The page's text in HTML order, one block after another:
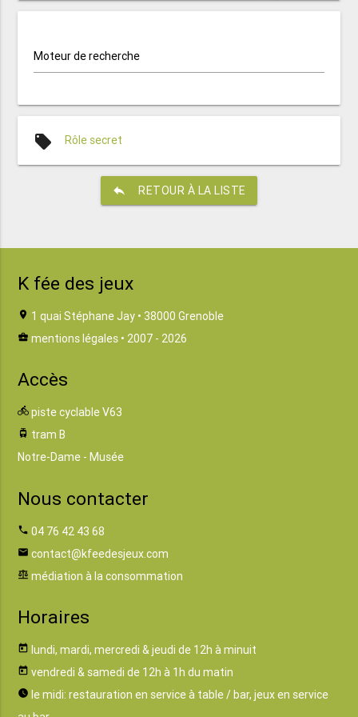
Moteur de recherche
local_offer Rôle secret
reply RETOUR À LA LISTE
K fée des jeux
location_on 1 quai Stéphane Jay • 38000 Grenoble
business_center mentions légales • 2007 - 2026
Accès
directions_bike piste cyclable V63
tram tram B
Notre-Dame - Musée
Nous contacter
phone 04 76 42 43 68
email contact@kfeedesjeux.com
balance médiation à la consommation
Horaires
today lundi, mardi, mercredi & jeudi de 12h à minuit
today vendredi & samedi de 12h à 1h du matin
watch_later le midi: restauration en service à table / bar, jeux en service